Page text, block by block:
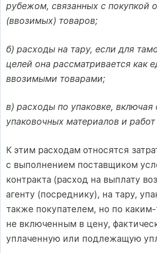
рубежом, связанных с покупкой
(ввозимых) товаров;
б) расходы на тару, если для
целей она рассматривается как
ввозимыми товарами;
в) расходы по упаковке, включая
упаковочных материалов и работ
К этим расходам относятся
с выполнением поставщиком
контракта (расход на выплату
агенту (посреднику), на тару,
также покупателем, но по
не включенным в цену,
уплаченную или подлежащую